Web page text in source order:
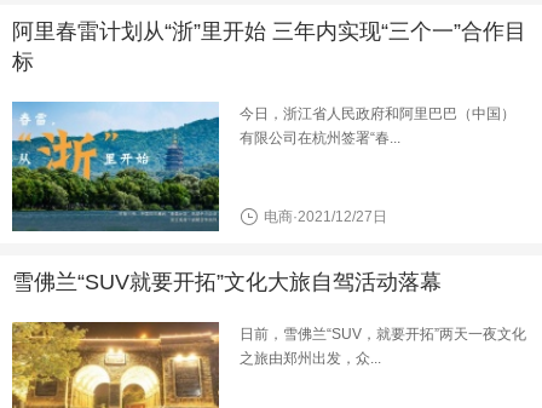
阿里春雷计划从“浙”里开始 三年内实现“三个一”合作目
标
今日，浙江省人民政府和阿里巴巴（中国）
有限公司在杭州签署“春...
电商·2021/12/27日
雪佛兰“SUV就要开拓”文化大旅自驾活动落幕
日前，雪佛兰“SUV，就要开拓”两天一夜文化
之旅由郑州出发，众...